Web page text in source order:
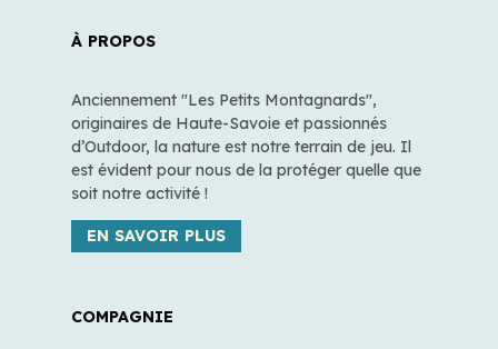
À PROPOS
Anciennement "Les Petits Montagnards",
originaires de Haute-Savoie et passionnés
d’Outdoor, la nature est notre terrain de jeu. Il
est évident pour nous de la protéger quelle que
soit notre activité !
EN SAVOIR PLUS
COMPAGNIE